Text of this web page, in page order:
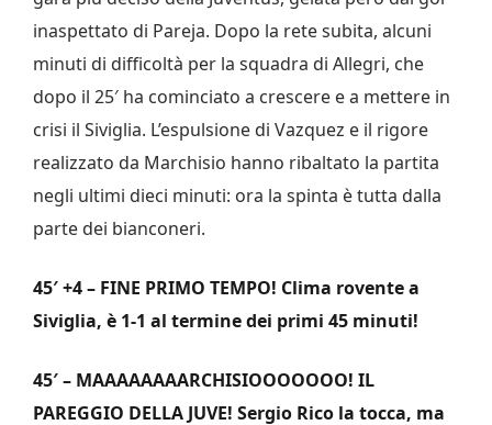
inaspettato di Pareja. Dopo la rete subita, alcuni
minuti di difficoltà per la squadra di Allegri, che
dopo il 25′ ha cominciato a crescere e a mettere in
crisi il Siviglia. L’espulsione di Vazquez e il rigore
realizzato da Marchisio hanno ribaltato la partita
negli ultimi dieci minuti: ora la spinta è tutta dalla
parte dei bianconeri.
45′ +4 – FINE PRIMO TEMPO! Clima rovente a
Siviglia, è 1-1 al termine dei primi 45 minuti!
45′ – MAAAAAAAARCHISIOOOOOOO! IL
PAREGGIO DELLA JUVE! Sergio Rico la tocca, ma